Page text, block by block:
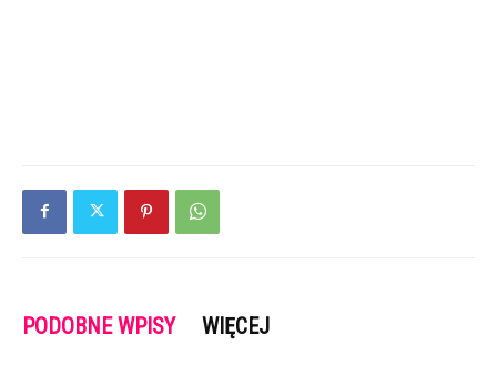
PODOBNE WPISY WIĘCEJ